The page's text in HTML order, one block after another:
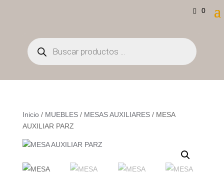
0
Búsqueda
de
productos
Inicio/ MUEBLES/ MESAS AUXILIARES/ MESA
AUXILIAR PARZ